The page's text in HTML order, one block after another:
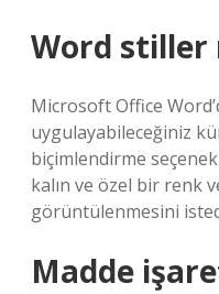
Word stiller
Microsoft Office
uygulayabileceğiniz
biçimlendirme
kalın ve özel bir renk
görüntülenmesini
Madde